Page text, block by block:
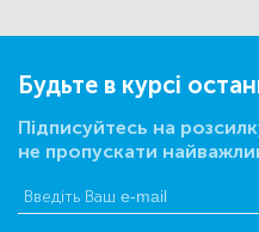
Будьте в курсі
Підписуйтесь на
не пропускати